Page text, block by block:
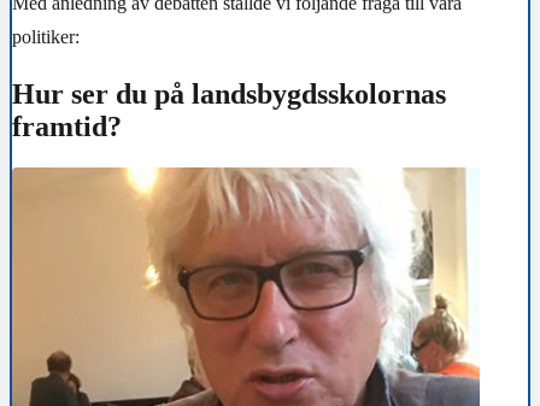
politiker:
Hur ser du på landsbygdsskolornas
framtid?